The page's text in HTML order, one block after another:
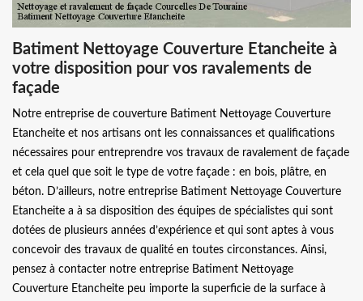
Batiment Nettoyage Couverture Etancheite à
votre disposition pour vos ravalements de
façade
Notre entreprise de couverture Batiment Nettoyage Couverture
Etancheite et nos artisans ont les connaissances et qualifications
nécessaires pour entreprendre vos travaux de ravalement de façade
et cela quel que soit le type de votre façade : en bois, plâtre, en
béton. D’ailleurs, notre entreprise Batiment Nettoyage Couverture
Etancheite a à sa disposition des équipes de spécialistes qui sont
dotées de plusieurs années d’expérience et qui sont aptes à vous
concevoir des travaux de qualité en toutes circonstances. Ainsi,
pensez à contacter notre entreprise Batiment Nettoyage
Couverture Etancheite peu importe la superficie de la surface à